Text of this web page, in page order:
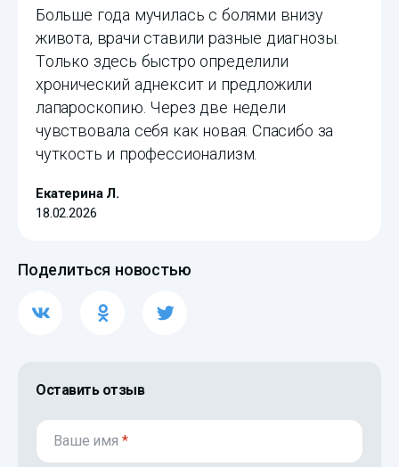
Больше года мучилась с болями внизу
живота, врачи ставили разные диагнозы.
Только здесь быстро определили
хронический аднексит и предложили
лапароскопию. Через две недели
чувствовала себя как новая. Спасибо за
чуткость и профессионализм.
Екатерина Л.
18.02.2026
Поделиться новостью
Оставить отзыв
Ваше имя *